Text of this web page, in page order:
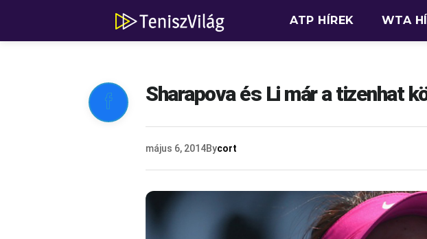
ATP HÍREK WTA
 Sharapova és Li már a tizenhat
május 6, 2014Bycort